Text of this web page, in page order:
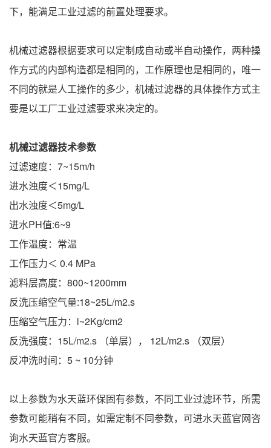
下，能满足工业过滤的前置处理要求。
机械过滤器根据要求可以定制成自动或半自动操作，两种操
作方式的内部构造都是相同的，工作原理也是相同的，唯一
不同的就是人工操作的多少，机械过滤器的具体操作方式主
要是以工厂工业过滤要求来决定的。
机械过滤器技术参数
过滤速度：7~15m/h
进水浊度＜15mg/L
出水浊度＜5mg/L
进水PH值:6~9
工作温度：常温
工作压力＜ 0.4 MPa
滤料层高度：800~1200mm
反洗压缩空气量:18~25L/m2.s
压缩空气压力：l~2Kg/cm2
反洗强度：15L/m2.s （单层）， 12L/m2.s （双层）
反冲洗时间：5 ~ 10分钟
以上参数为水天蓝环保固有参数，不同工业过滤环节，所需
参数可能稍有不同，如需定制不同参数，可进水天蓝官网咨
询水天蓝官方客服。